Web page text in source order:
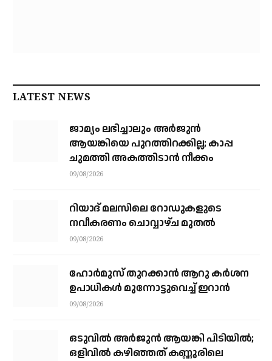
LATEST NEWS
ജാമ്യം ലഭിച്ചാലും അര്‍ജുന്‍
ആയങ്കിയെ പുറത്തിറക്കില്ല; കാപ്പ
ചുമത്തി അകത്തിടാന്‍ നീക്കം
09/08/2026
റിയാദ് മലസിലെ റോഡുകളുടെ
നവീകരണം ചൊവ്വാഴ്ച മുതല്‍
09/08/2026
ഹോർമുസ് തുറക്കാൻ ആറു കർശന
ഉപാധികൾ മുന്നോട്ടുവെച്ച് ഇറാൻ
09/08/2026
ഒടുവിൽ അർജുൻ ആയങ്കി പിടിയിൽ;
ഒളിവിൽ കഴിഞ്ഞത് കണ്ണൂരിലെ